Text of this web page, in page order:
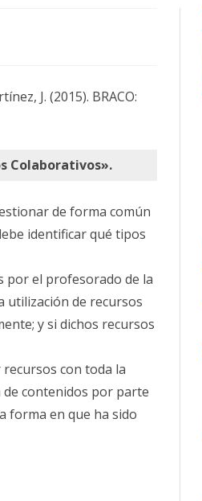
J. (2015). BRACO:
Colaborativos».
de forma común
identificar qué tipos
por el profesorado de la
utilización de recursos
y si dichos recursos
con toda la
de contenidos por parte
forma en que ha sido